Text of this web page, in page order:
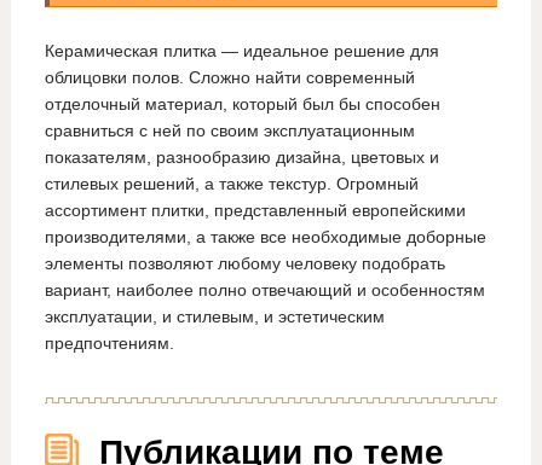
Керамическая плитка — идеальное решение для
облицовки полов. Сложно найти современный
отделочный материал, который был бы способен
сравниться с ней по своим эксплуатационным
показателям, разнообразию дизайна, цветовых и
стилевых решений, а также текстур. Огромный
ассортимент плитки, представленный европейскими
производителями, а также все необходимые доборные
элементы позволяют любому человеку подобрать
вариант, наиболее полно отвечающий и особенностям
эксплуатации, и стилевым, и эстетическим
предпочтениям.
Публикации по теме